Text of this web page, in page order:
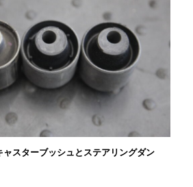
スターブッシュとステアリングダン